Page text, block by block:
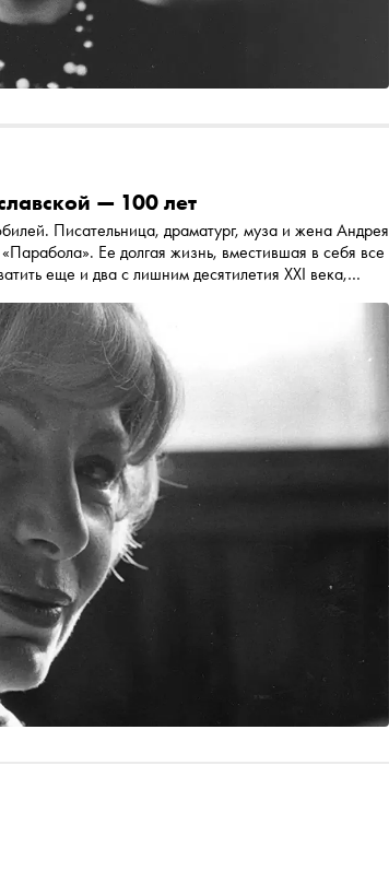
— 100 лет
Писательница, драматург, муза и жена Андрея
Ее долгая жизнь, вместившая в себя все
еще и два с лишним десятилетия ХХI века,
дружба с самыми примечательными людьми своего
от души поздравляет с юбилеем Зою
ей